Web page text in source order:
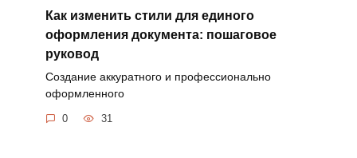
Как изменить стили для единого
оформления документа: пошаговое
руковод
Создание аккуратного и профессионально
оформленного
0 31